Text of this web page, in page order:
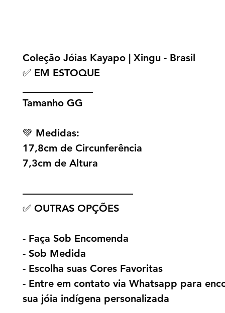
Coleção Jóias Kayapo | Xingu - Brasil
✅ EM ESTOQUE
Tamanho GG
💚 Medidas:
17,8cm de Circunferência
7,3cm de Altura
———————————
✅ OUTRAS OPÇÕES
- Faça Sob Encomenda
- Sob Medida
- Escolha suas Cores Favoritas
- Entre em contato via Whatsapp para
sua jóia indígena personalizada